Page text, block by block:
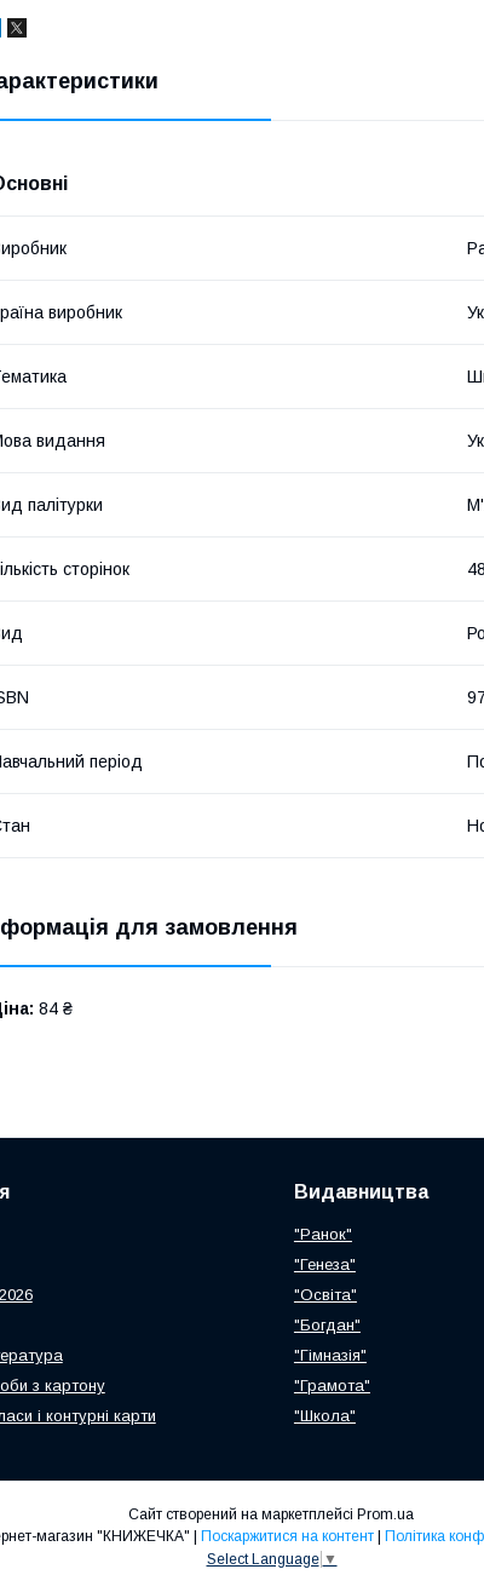
виробник
видання
палітурки
сторінок 48
період
для замовлення
84 ₴
з картону
і контурні карти
Видавництва
"Ранок"
"Генеза"
"Освіта"
"Богдан"
"Гімназія"
"Грамота"
"Школа"
Сайт створений на маркетплейсі Prom.ua
Інтернет-магазин "КНИЖЕЧКА" | Поскаржитися на контент | Політика
Select Language ▼